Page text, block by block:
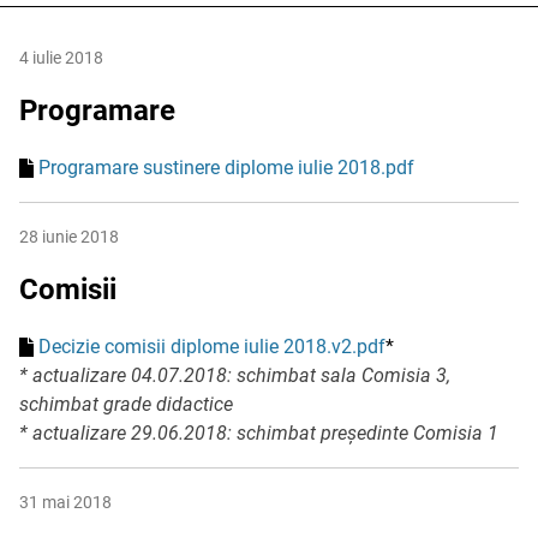
4 iulie 2018
Programare
Programare sustinere diplome iulie 2018.pdf
28 iunie 2018
Comisii
Decizie comisii diplome iulie 2018.v2.pdf*
* actualizare 04.07.2018: schimbat sala Comisia 3,
schimbat grade didactice
* actualizare 29.06.2018: schimbat președinte Comisia 1
31 mai 2018